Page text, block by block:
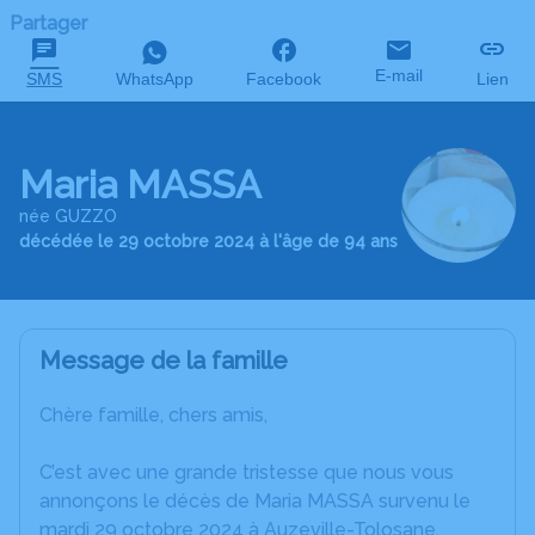
Partager
SMS WhatsApp Facebook E-mail Lien
Maria MASSA
née GUZZO
décédée le 29 octobre 2024 à l'âge de 94 ans
Message de la famille
Chère famille, chers amis,
C’est avec une grande tristesse que nous vous
annonçons le décès de Maria MASSA survenu le
mardi 29 octobre 2024 à Auzeville-Tolosane.